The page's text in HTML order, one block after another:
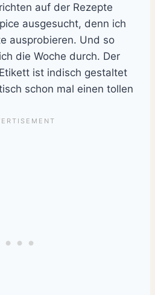
auf der Rezepte
ausgesucht, denn ich
ausprobieren. Und so
die Woche durch. Der
ist indisch gestaltet
schon mal einen tollen